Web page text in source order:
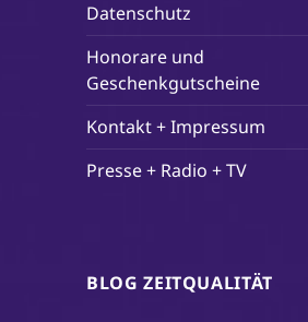
Datenschutz
Honorare und
Geschenkgutscheine
Kontakt + Impressum
Presse + Radio + TV
BLOG ZEITQUALITÄT